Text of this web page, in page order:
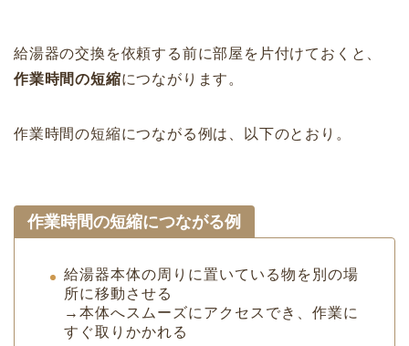
給湯器の交換を依頼する前に部屋を片付けておくと、
作業時間の短縮につながります。
作業時間の短縮につながる例は、以下のとおり。
作業時間の短縮につながる例
給湯器本体の周りに置いている物を別の場
所に移動させる
→本体へスムーズにアクセスでき、作業に
すぐ取りかかれる